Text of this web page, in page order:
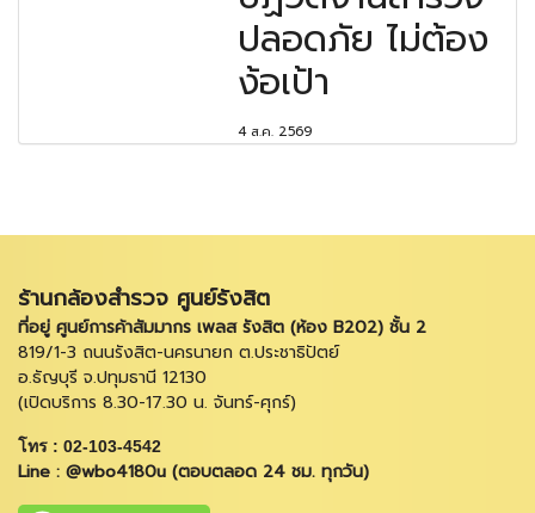
ปลอดภัย ไม่ต้อง
ง้อเป้า
4 ส.ค. 2569
ร้านกล้องสำรวจ ศูนย์รังสิต
ที่อยู่ ศูนย์การค้าสัมมากร เพลส รังสิต (ห้อง B202) ชั้น 2
819/1-3 ถนนรังสิต-นครนายก ต.ประชาธิปัตย์
อ.ธัญบุรี จ.ปทุมธานี 12130
(เปิดบริการ 8.30-17.30 น. จันทร์-ศุกร์)
โทร : 02-103-4542
Line : @wbo4180u (ตอบตลอด 24 ชม. ทุกวัน)